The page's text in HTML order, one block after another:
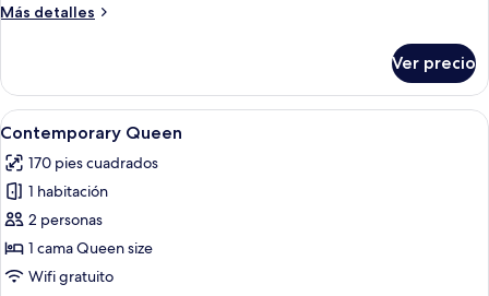
Más detalles
Más
Full
Ver precio
Abrir
todas
las
fotos
de
Contemporary
Queen
Habitación de hotel con cama, dos
2
Contemporary Queen
170 pies cuadrados
1 habitación
2 personas
1 cama Queen size
Wifi gratuito